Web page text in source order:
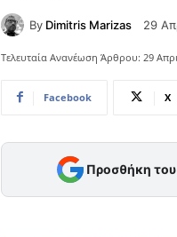
By Dimitris Marizas 29
Τελευταία Ανανέωση Άρθρου: 29
Facebook X
Προσθήκη